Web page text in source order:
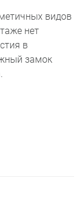
видов
нет
в
замок